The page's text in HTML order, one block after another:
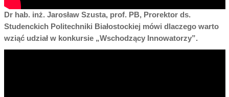
Dr hab. inż. Jarosław Szusta, prof. PB, Prorektor ds.
Studenckich Politechniki Białostockiej mówi dlaczego warto
wziąć udział w konkursie „Wschodzący Innowatorzy”.